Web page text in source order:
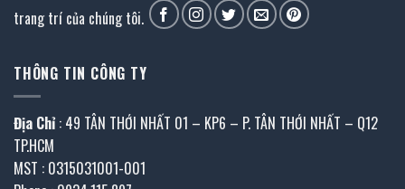
trang trí của chúng tôi.
THÔNG TIN CÔNG TY
Địa Chỉ : 49 TÂN THỚI NHẤT 01 – KP6 – P. TÂN THỚI NHẤT – Q12
TP.HCM
MST : 0315031001-001